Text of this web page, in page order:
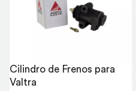
Cilindro de Frenos para
Valtra